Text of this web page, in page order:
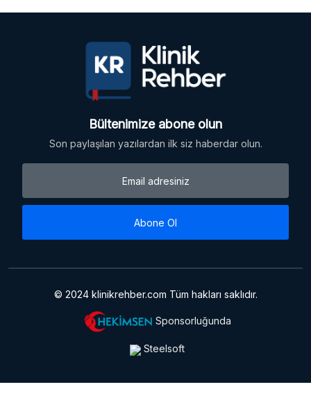
Bültenimize abone olun
Son paylaşılan yazılardan ilk siz haberdar olun.
Abone Ol
© 2024 klinikrehber.com Tüm hakları saklıdır.
Sponsorluğunda
Steelsoft